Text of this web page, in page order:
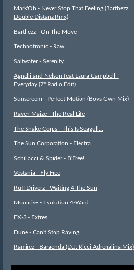
Mark'Oh - Never Stop That Feeling (Barthezz
Double Distanz Rmx)
Barthezz - On The Move
Technotronic - Raw
Saltwater - Serenity
Agnelli and Nelson feat Laura Campbell -
Everyday (7" Radio Edit)
Sunscreem - Perfect Motion (Boys Own Mix)
Raven Maize - The Real Life
The Snake Corps - This Is Seagull...
The Sun Corporation - Electra
Schillacci & Spider - B'Free!
Vestania - Fly Free
Ruff Driverz - Waiting 4 The Sun
Moonrise - Evolution 4-Ward
EX-3 - Extres
Dune - Can't Stop Raving
Ramirez - Baraonda (D.J. Ricci Adrenalina Mix)